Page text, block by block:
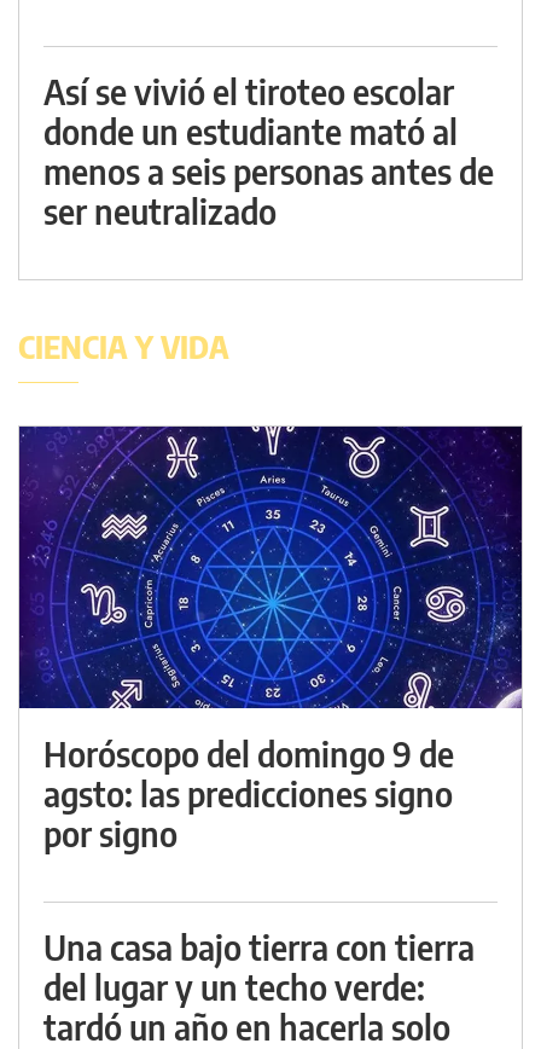
Así se vivió el tiroteo escolar
donde un estudiante mató al
menos a seis personas antes de
ser neutralizado
CIENCIA Y VIDA
Horóscopo del domingo 9 de
agsto: las predicciones signo
por signo
Una casa bajo tierra con tierra
del lugar y un techo verde:
tardó un año en hacerla solo